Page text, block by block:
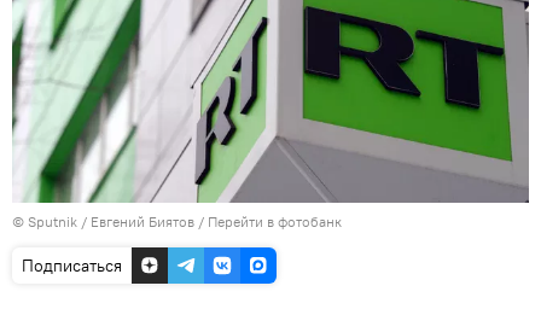
© Sputnik / Евгений Биятов / Перейти в фотобанк
Подписаться